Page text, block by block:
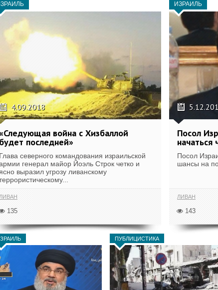
4.09.2018
война с Хизбаллой
будет последней»
Глава северного командования израильской
генерал майор Йоэль Строк четко и
выразил угрозу ливанскому
ЛИВАН
135
ИЗРАИЛЬ
Посол
начаться
Посол
шансы на
ЛИВАН
143
ПУБЛИЦИСТИКА